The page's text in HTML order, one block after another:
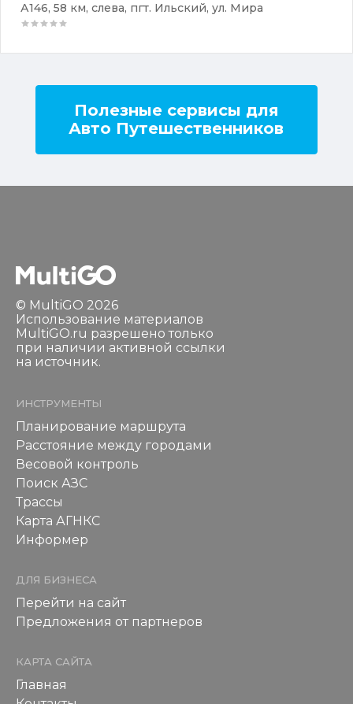
А146, 58 км, слева, пгт. Ильский, ул. Мира
Полезные сервисы для
Авто Путешественников
© MultiGO 2026
Использование материалов
MultiGO.ru разрешено только
при наличии активной ссылки
на источник.
ИНСТРУМЕНТЫ
Планирование маршрута
Расстояние между городами
Весовой контроль
Поиск АЗС
Трассы
Карта АГНКС
Информер
ДЛЯ БИЗНЕСА
Перейти на сайт
Предложения от партнеров
КАРТА САЙТА
Главная